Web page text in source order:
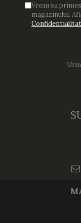
Vreau sa
magazinului.